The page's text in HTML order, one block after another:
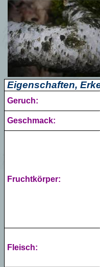
Eigenschaften,
Geruch:
Geschmack:
Fruchtkörper:
Fleisch: